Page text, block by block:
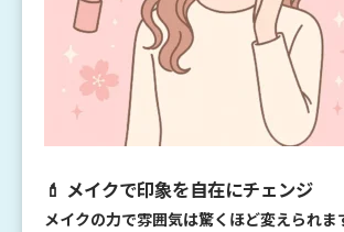
💄 メイクで印象を自在にチェンジ
メイクの力で雰囲気は驚くほど変えられま